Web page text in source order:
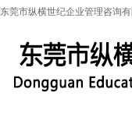
东莞市纵横世纪企业管理咨询